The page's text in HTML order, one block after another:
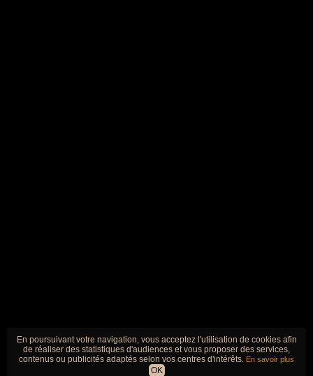
En poursuivant votre navigation, vous acceptez l'utilisation de cookies afin
de réaliser des statistiques d'audiences et vous proposer des services,
contenus ou publicités adaptés selon vos centres d'intérêts. En savoir plus
OK